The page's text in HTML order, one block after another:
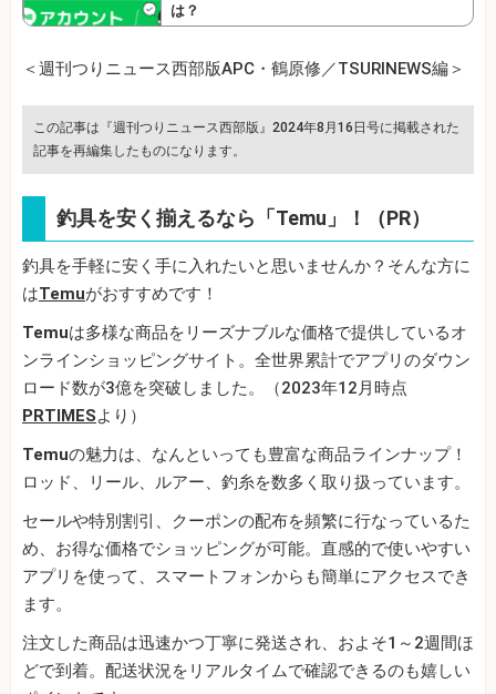
は？
＜週刊つりニュース西部版APC・鶴原修／TSURINEWS編＞
この記事は『週刊つりニュース西部版』2024年8月16日号に掲載された
記事を再編集したものになります。
釣具を安く揃えるなら「Temu」！（PR）
釣具を手軽に安く手に入れたいと思いませんか？そんな方に
はTemuがおすすめです！
Temuは多様な商品をリーズナブルな価格で提供しているオ
ンラインショッピングサイト。全世界累計でアプリのダウン
ロード数が3億を突破しました。（2023年12月時点
PRTIMESより）
Temuの魅力は、なんといっても豊富な商品ラインナップ！
ロッド、リール、ルアー、釣糸を数多く取り扱っています。
セールや特別割引、クーポンの配布を頻繁に行なっているた
め、お得な価格でショッピングが可能。直感的で使いやすい
アプリを使って、スマートフォンからも簡単にアクセスでき
ます。
注文した商品は迅速かつ丁寧に発送され、およそ1～2週間ほ
どで到着。配送状況をリアルタイムで確認できるのも嬉しい